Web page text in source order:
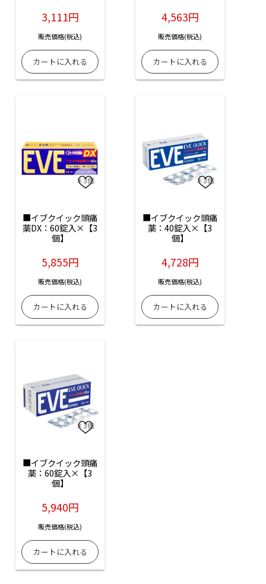
3,111円
販売価格(税込)
4,563円
販売価格(税込)
■イブクイック頭痛
薬DX：60錠入×【3
個】
5,855円
販売価格(税込)
■イブクイック頭痛
薬：40錠入×【3
個】
4,728円
販売価格(税込)
■イブクイック頭痛
薬：60錠入×【3
個】
5,940円
販売価格(税込)